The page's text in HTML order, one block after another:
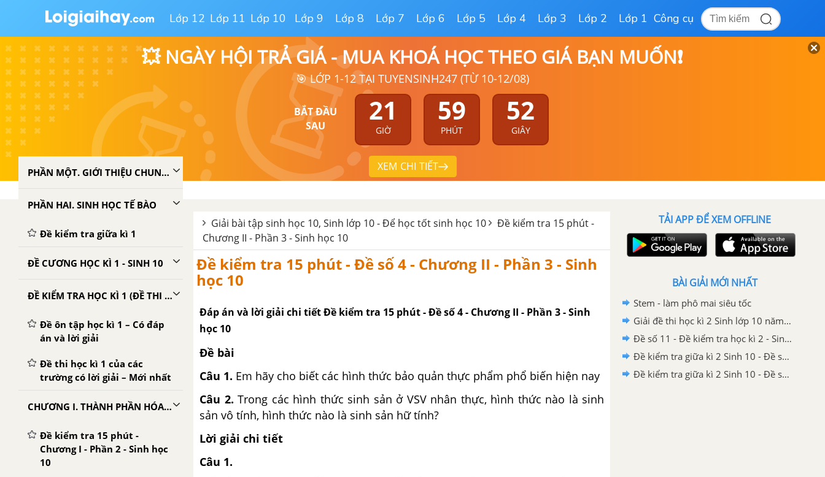
Lớp 12 Lớp 11 Lớp 10 Lớp 9 Lớp 8 Lớp 7 Lớp 6 Lớp 5 Lớp 4 Lớp 3 Lớp 2 Lớp 1 Công cụ
💥 NGÀY HỘI TRẢ GIÁ - MUA KHOÁ HỌC THEO GIÁ BẠN MUỐN❗
🎯 LỚP 1-12 TẠI TUYENSINH247 (TỪ 10-12/08)
BẮT ĐẦU
SAU
21
GIỜ
59
PHÚT
51
GIÂY
XEM CHI TIẾT
PHẦN MỘT. GIỚI THIỆU CHUNG VỀ THẾ GIỚI SỐNG
PHẦN HAI. SINH HỌC TẾ BÀO
Đề kiểm tra giữa kì 1
ĐỀ CƯƠNG HỌC KÌ 1 - SINH 10
ĐỀ KIỂM TRA HỌC KÌ 1 (ĐỀ THI HỌC KÌ 1) - SINH 10
Đề ôn tập học kì 1 – Có đáp
án và lời giải
Đề thi học kì 1 của các
trường có lời giải – Mới nhất
CHƯƠNG I. THÀNH PHẦN HÓA HỌC CỦA TẾ BÀO
Đề kiểm tra 15 phút -
Chương I - Phần 2 - Sinh học
10
Giải bài tập sinh học 10, Sinh lớp 10 - Để học tốt sinh học 10
Đề kiểm tra 15 phút -
Chương II - Phần 3 - Sinh học 10
Đề kiểm tra 15 phút - Đề số 4 - Chương II - Phần 3 - Sinh
học 10
Đáp án và lời giải chi tiết Đề kiểm tra 15 phút - Đề số 4 - Chương II - Phần 3 - Sinh
học 10
Đề bài
Câu 1. Em hãy cho biết các hình thức bảo quản thực phẩm phổ biến hiện nay
Câu 2. Trong các hình thức sinh sản ở VSV nhân thực, hình thức nào là sinh
sản vô tính, hình thức nào là sinh sản hữ tính?
Lời giải chi tiết
Câu 1.
TẢI APP ĐỂ XEM OFFLINE
BÀI GIẢI MỚI NHẤT
Stem - làm phô mai siêu tốc
Giải đề thi học kì 2 Sinh lớp 10 năm 2020-2021 THPT Yên Định 1 - Thanh Hóa
Đề số 11 - Đề kiểm tra học kì 2 - Sinh 10
Đề kiểm tra giữa kì 2 Sinh 10 - Đề số 5 có lời giải chi tiết
Đề kiểm tra giữa kì 2 Sinh 10 - Đề số 4 có lời giải chi tiết